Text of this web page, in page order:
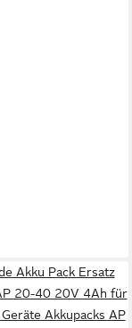
Akku Pack Ersatz
20-40 20V 4Ah für
Akkupacks AP